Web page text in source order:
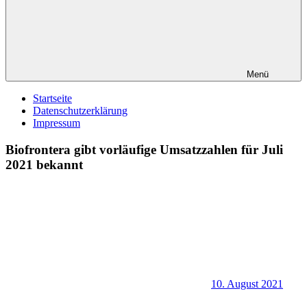
Menü
Startseite
Datenschutzerklärung
Impressum
Biofrontera gibt vorläufige Umsatzzahlen für Juli
2021 bekannt
10. August 2021